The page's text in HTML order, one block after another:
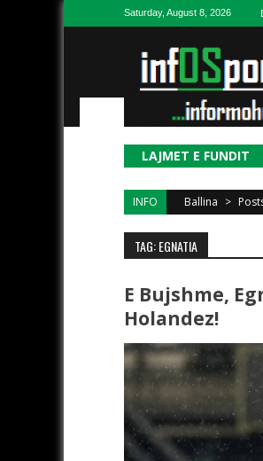
Skip to contentSaturday, August 8, 2026
LAJMET E FUNDIT
INFO Ballina >
TAG: EGNATIA
E Bujshme,
Holandez!